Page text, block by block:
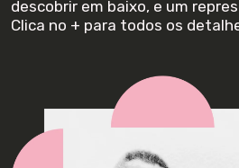
descobrir em baixo, e um
Clica no + para todos os